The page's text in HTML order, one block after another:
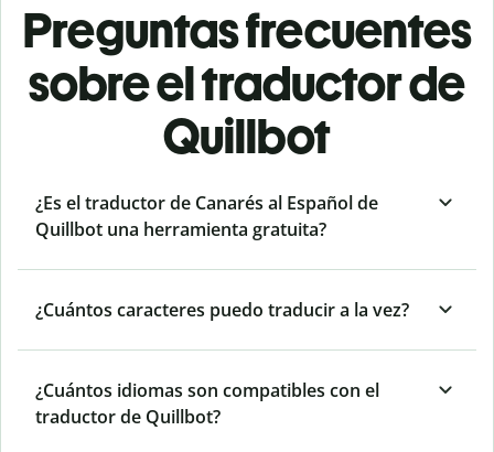
Preguntas frecuentes
sobre el traductor de
Quillbot
¿Es el traductor de Canarés al Español de
Quillbot una herramienta gratuita?
¿Cuántos caracteres puedo traducir a la vez?
¿Cuántos idiomas son compatibles con el
traductor de Quillbot?